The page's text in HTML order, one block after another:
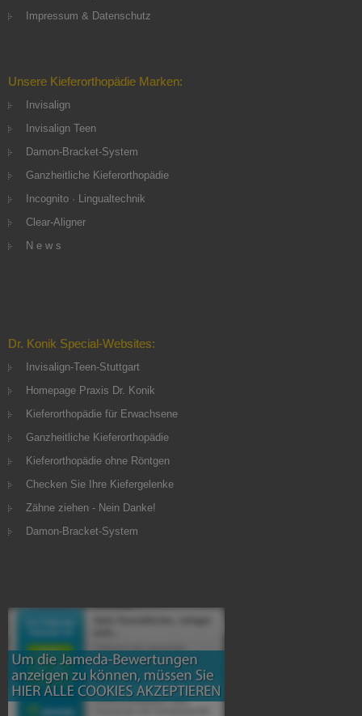
Impressum & Datenschutz
Unsere Kieferorthopädie Marken:
Invisalign
Invisalign Teen
Damon-Bracket-System
Ganzheitliche Kieferorthopädie
Incognito · Lingualtechnik
Clear-Aligner
N e w s
Dr. Konik Special-Websites:
Invisalign-Teen-Stuttgart
Homepage Praxis Dr. Konik
Kieferorthopädie für Erwachsene
Ganzheitliche Kieferorthopädie
Kieferorthopädie ohne Röntgen
Checken Sie Ihre Kiefergelenke
Zähne ziehen - Nein Danke!
Damon-Bracket-System